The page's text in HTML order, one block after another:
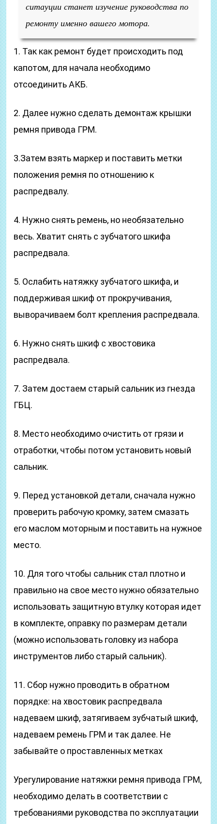
ситауции станет изучение руководства по
ремонту именно вашего мотора.
1. Так как ремонт будет происходить под
капотом, для начала необходимо
отсоединить АКБ.
2. Далее нужно сделать демонтаж крышки
ремня привода ГРМ.
3.Затем взять маркер и поставить метки
положения ремня по отношению к
распредвалу.
4. Нужно снять ремень, но необязательно
весь. Хватит снять с зубчатого шкифа
распредвала.
5. Ослабить натяжку зубчатого шкифа, и
поддерживая шкиф от прокручивания,
выворачиваем болт крепления распредвала.
6. Нужно снять шкиф с хвостовика
распредвала.
7. Затем достаем старый сальник из гнезда
ГБЦ.
8. Место необходимо очистить от грязи и
отработки, чтобы потом установить новый
сальник.
9. Перед установкой детали, сначала нужно
проверить рабочую кромку, затем смазать
его маслом моторным и поставить на нужное
место.
10. Для того чтобы сальник стал плотно и
правильно на свое место нужно обязательно
использовать защитную втулку которая идет
в комплекте, оправку по размерам детали
(можно использовать головку из набора
инструментов либо старый сальник).
11. Сбор нужно проводить в обратном
порядке: на хвостовик распредвала
надеваем шкиф, затягиваем зубчатый шкиф,
надеваем ремень ГРМ и так далее. Не
забывайте о проставленных метках
Урегулирование натяжки ремня привода ГРМ,
необходимо делать в соответствии с
требованиями руководства по эксплуатации